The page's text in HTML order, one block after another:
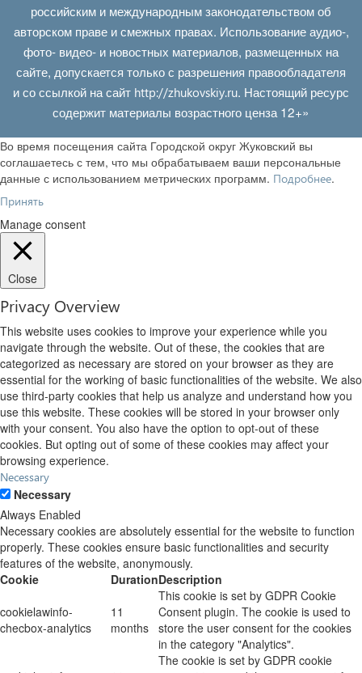
российским и международным законодательством об
авторском праве и смежных правах. Использование аудио-,
фото- видео- и новостных материалов, размещенных на
сайте, допускается только с разрешения правообладателя
и со ссылкой на сайт http://zhukovskiy.ru. Настоящий ресурс
содержит материалы возрастного ценза 12+»
Во время посещения сайта Городской округ Жуковский вы
соглашаетесь с тем, что мы обрабатываем ваши персональные
данные с использованием метрических программ. Подробнее.
Принять
Manage consent
Close
Privacy Overview
This website uses cookies to improve your experience while you
navigate through the website. Out of these, the cookies that are
categorized as necessary are stored on your browser as they are
essential for the working of basic functionalities of the website. We also
use third-party cookies that help us analyze and understand how you
use this website. These cookies will be stored in your browser only
with your consent. You also have the option to opt-out of these
cookies. But opting out of some of these cookies may affect your
browsing experience.
Necessary
Necessary
Always Enabled
Necessary cookies are absolutely essential for the website to function
properly. These cookies ensure basic functionalities and security
features of the website, anonymously.
Cookie
DurationDescription
cookielawinfo-
checbox-analytics
11
months
This cookie is set by GDPR Cookie
Consent plugin. The cookie is used to
store the user consent for the cookies
in the category "Analytics".
The cookie is set by GDPR cookie